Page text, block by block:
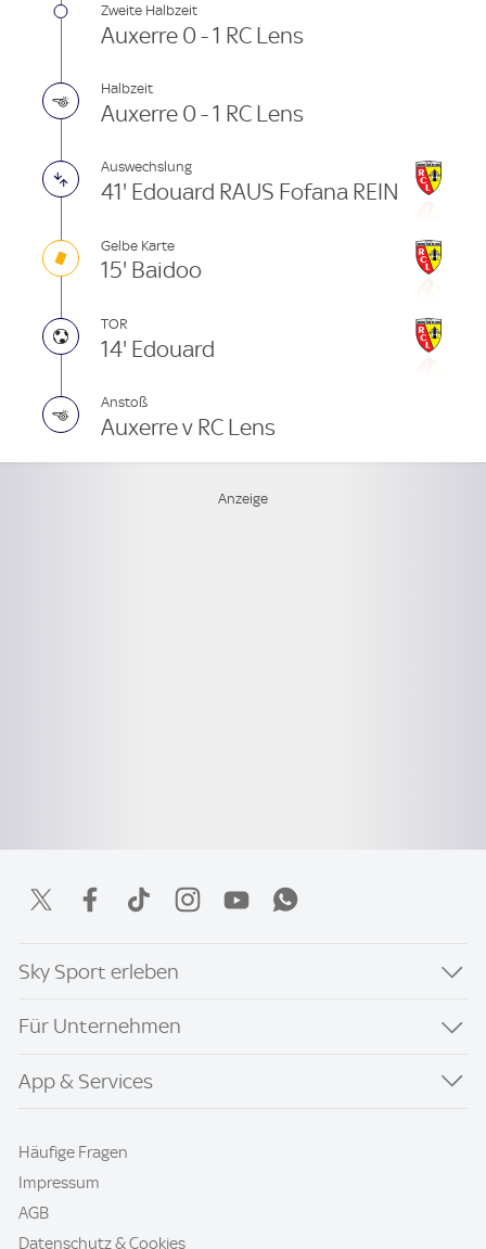
Zweite Halbzeit
Auxerre 0 - 1 RC Lens
Halbzeit
Auxerre 0 - 1 RC Lens
Auswechslung
41' Edouard RAUS Fofana REIN
Gelbe Karte
15' Baidoo
TOR
14' Edouard
Anstoß
Auxerre v RC Lens
Sky Sport erleben
Für Unternehmen
App & Services
Häufige Fragen
Impressum
AGB
Datenschutz & Cookies